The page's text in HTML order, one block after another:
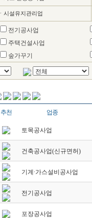
ㆍ시설유지관리업
전기공사업
주택건설사업
숲가꾸기
추천 업종
토목공사업
건축공사업(신규면허)
기계∙가스설비공사업
전기공사업
포장공사업